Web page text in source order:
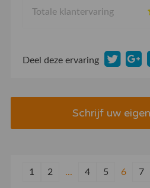
Totale klantervaring
Deel deze ervaring
Schrijf uw
1 2 ... 4 5 6 7